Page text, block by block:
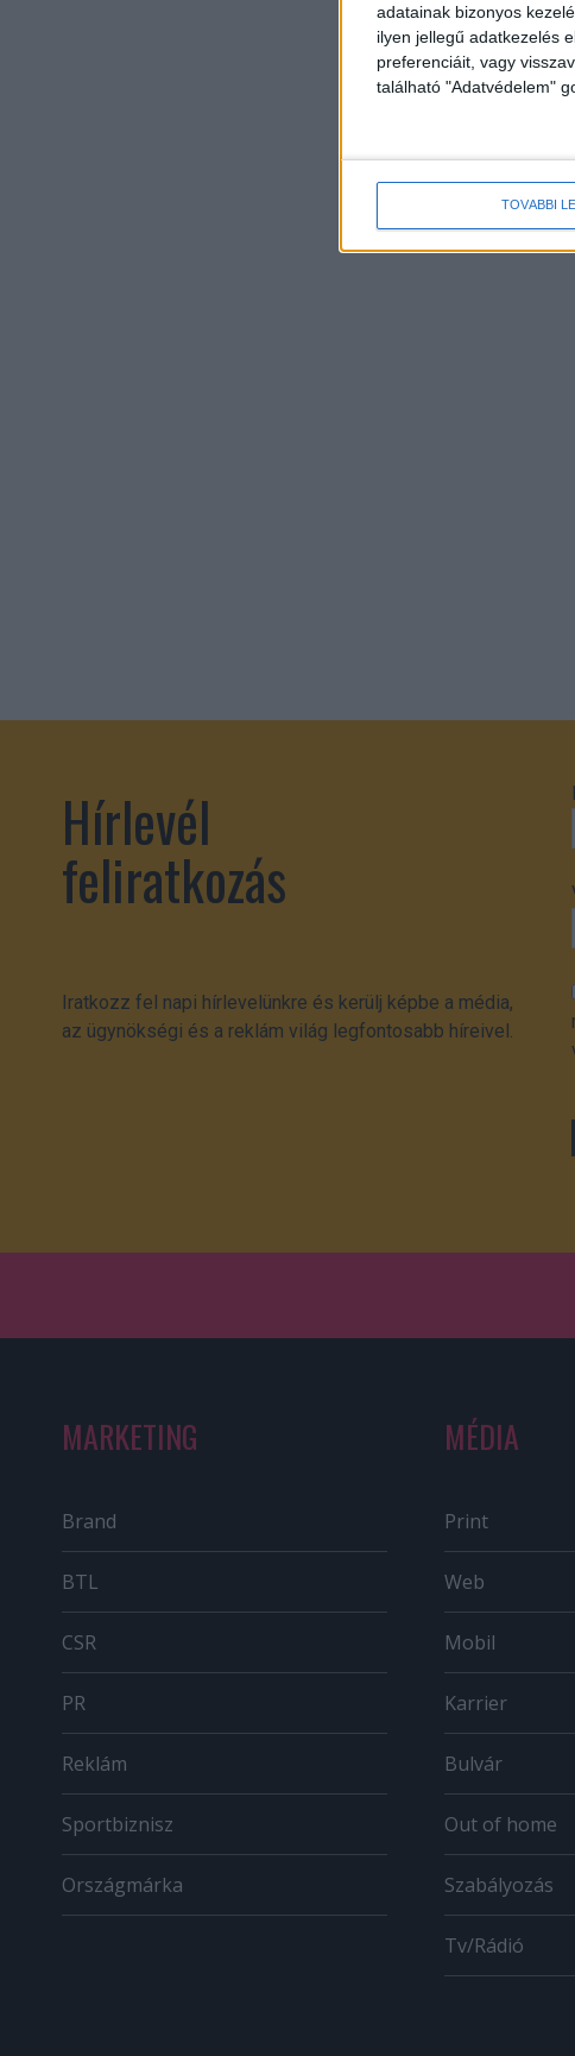
adatainak bizonyos
ilyen jellegű adatkezelés
preferenciáit, vagy
található "Adatvédelem"
TOVÁBBI
Hírlevél
feliratkozás
Iratkozz fel napi hírlevelünkre és kerülj képbe a média,
az ügynökségi és a reklám világ legfontosabb híreivel.
MARKETING
Brand
BTL
CSR
PR
Reklám
Sportbiznisz
Országmárka
MÉDIA
Print
Web
Mobil
Karrier
Bulvár
Out of home
Szabályozás
Tv/Rádió